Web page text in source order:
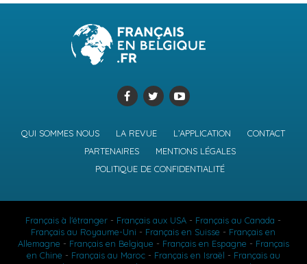
QUI SOMMES NOUS LA REVUE L’APPLICATION
CONTACT
PARTENAIRES
MENTIONS LÉGALES
POLITIQUE DE CONFIDENTIALITÉ
Français à l'étranger - Français aux USA - Français au Canada -
Français au Royaume-Uni - Français en Suisse - Français en
Allemagne - Français en Belgique - Français en Espagne - Français
en Chine - Français au Maroc- Français en Israël - Français au